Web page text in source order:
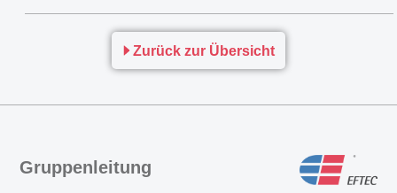
Zurück zur Übersicht
Gruppenleitung